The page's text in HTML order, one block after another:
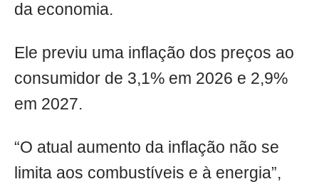
da economia.
Ele previu uma inflação dos preços ao
consumidor de 3,1% em 2026 e 2,9%
em 2027.
“O atual aumento da inflação não se
limita aos combustíveis e à energia”,